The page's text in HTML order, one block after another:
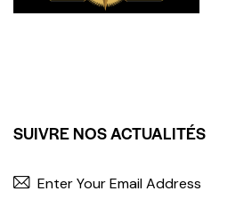
SUIVRE NOS ACTUALITÉS